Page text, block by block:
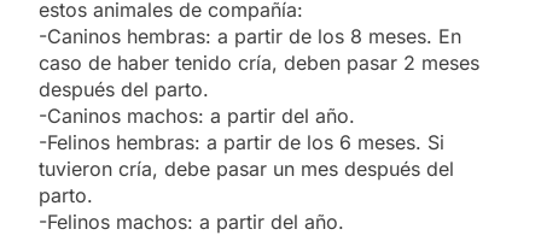
estos animales de compañía:
-Caninos hembras: a partir de los 8 meses. En
caso de haber tenido cría, deben pasar 2 meses
después del parto.
-Caninos machos: a partir del año.
-Felinos hembras: a partir de los 6 meses. Si
tuvieron cría, debe pasar un mes después del
parto.
-Felinos machos: a partir del año.